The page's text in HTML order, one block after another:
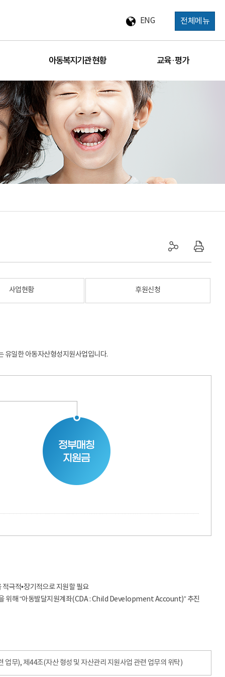
아동복지기관 현황 교육 · 평가
ENG 전체메뉴
사업현황 후원신청
유일한 아동자산형성지원사업입니다.
극적•장기적으로 지원할 필요
위해 “아동발달지원계좌(CDA : Child Development Account)” 추진
업무), 제44조(자산 형성 및 자산관리 지원사업 관련 업무의 위탁)